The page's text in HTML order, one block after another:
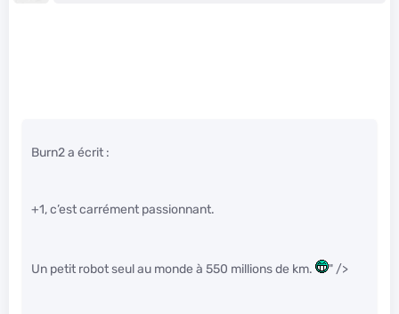
Burn2 a écrit :
+1, c’est carrément passionnant.
Un petit robot seul au monde à 550 millions de km. " />